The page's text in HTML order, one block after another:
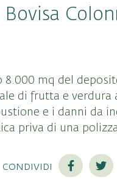
mq del
di frutta e verdura
e i danni da
priva di una
condividi